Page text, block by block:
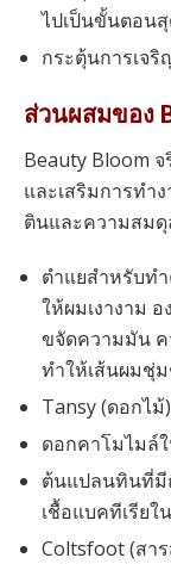
ไปเป็นขั้นตอน
กระตุ้นการเจริ
ส่วนผสมของ
Beauty Bloom
และเสริมการท
ตินและความสม
ตำแยสำหรับท
ให้ผมเงางาม
ขจัดความมัน
ทำให้เส้นผมชุ่
Tansy (ดอกไ
ดอกคาโมไมล์
ต้นแปลนทินที่มี
เชื้อแบคทีเรีย
Coltsfoot (สา